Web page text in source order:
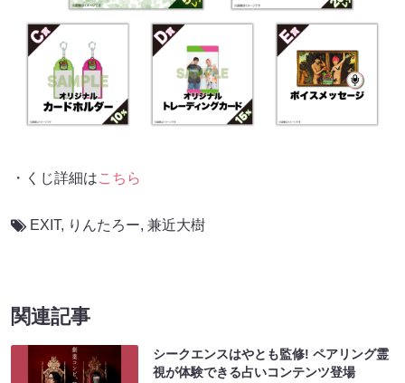
・くじ詳細はこちら
EXIT, りんたろー, 兼近大樹
関連記事
シークエンスはやとも監修! ペアリング霊
視が体験できる占いコンテンツ登場